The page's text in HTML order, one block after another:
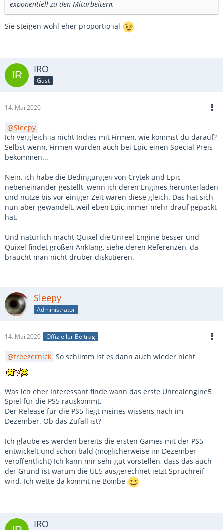
exponentiell zu den Mitarbeitern.
Sie steigen wohl eher proportional
IRO
Gast
14. Mai 2020
Sleepy
Ich vergleich ja nicht Indies mit Firmen, wie kommst du darauf?
Selbst wenn, Firmen würden auch bei Epic einen Special Preis
bekommen...
Nein, ich habe die Bedingungen von Crytek und Epic
nebeneinander gestellt, wenn ich deren Engines herunterladen
und nutze bis vor einiger Zeit waren diese gleich. Das hat sich
nun aber gewandelt, weil eben Epic immer mehr drauf gepackt
hat.
Und natürlich macht Quixel die Unreel Engine besser und
Quixel findet großen Anklang, siehe deren Referenzen, da
braucht man nicht drüber diskutieren.
Sleepy
Administrator
14. Mai 2020 Offizieller Beitrag
freezernick So schlimm ist es dann auch wieder nicht
Was ich eher Interessant finde wann das erste Unrealengine5
Spiel für die PS5 rauskommt.
Der Release für die PS5 liegt meines wissens nach im
Dezember. Ob das Zufall ist?
Ich glaube es werden bereits die ersten Games mit der PS5
entwickelt und schon bald (möglicherweise im Dezember
veröffentlicht) Ich kann mir sehr gut vorstellen, dass das auch
der Grund ist warum die UE5 ausgerechnet jetzt Spruchreif
wird. Ich wette da kommt ne Bombe
IRO